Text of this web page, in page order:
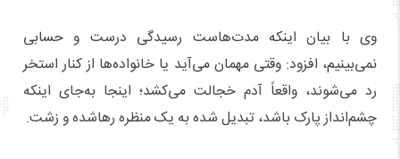
وی با بیان اینکه مدت‌هاست رسیدگی درست و حسابی
نمی‌بینیم، افزود: وقتی مهمان می‌آید یا خانواده‌ها از کنار استخر
رد می‌شوند، واقعاً آدم خجالت می‌کشد؛ اینجا به‌جای اینکه
چشم‌انداز پارک باشد، تبدیل شده به یک منظره رهاشده و زشت.